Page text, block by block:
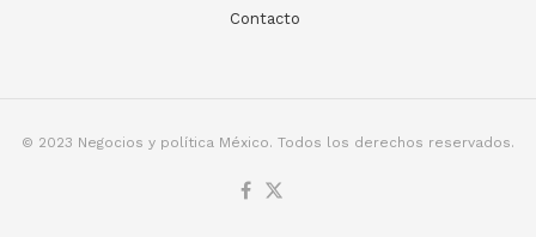
Contacto
© 2023 Negocios y política México. Todos los derechos reservados.